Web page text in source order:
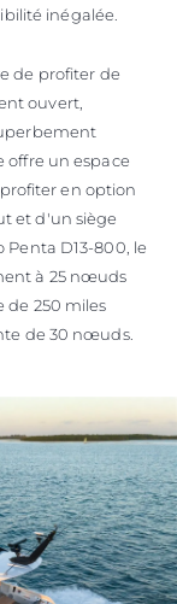
inégalée.
de profiter de
ouvert,
offre un espace
en option
et d'un siège
Penta D13-800, le
à 25 nœuds
de 250 miles
de 30 nœuds.